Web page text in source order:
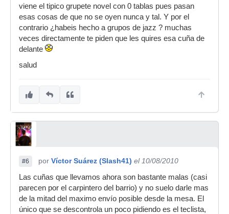
viene el tipico grupete novel con 0 tablas pues pasan
esas cosas de que no se oyen nunca y tal. Y por el
contrario ¿habeis hecho a grupos de jazz ? muchas
veces directamente te piden que les quires esa cuña de
delante
salud
#6 por Víctor Suárez (Slash41) el 10/08/2010
Las cuñas que llevamos ahora son bastante malas (casi
parecen por el carpintero del barrio) y no suelo darle mas
de la mitad del maximo envío posible desde la mesa. El
único que se descontrola un poco pidiendo es el teclista,